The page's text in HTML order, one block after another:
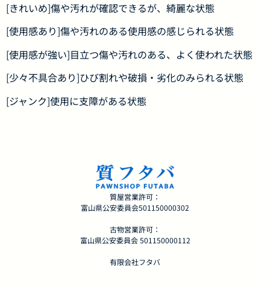
[きれいめ]傷や汚れが確認できるが、綺麗な状態
[使用感あり]傷や汚れのある使用感の感じられる状態
[使用感が強い]目立つ傷や汚れのある、よく使われた状態
[少々不具合あり]ひび割れや破損・劣化のみられる状態
[ジャンク]使用に支障がある状態
質屋営業許可：
富山県公安委員会501150000302
古物営業許可：
富山県公安委員会 501150000112
有限会社フタバ